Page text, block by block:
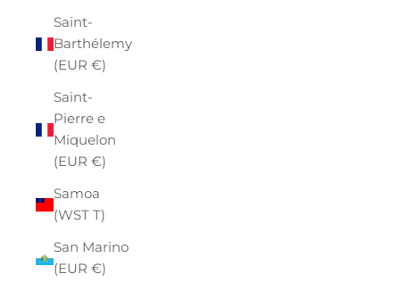
Saint-
Barthélemy
(EUR €)
Saint-
Pierre e
Miquelon
(EUR €)
Samoa
(WST T)
San Marino
(EUR €)